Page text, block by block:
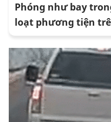
Phóng như bay
loạt phương tiện